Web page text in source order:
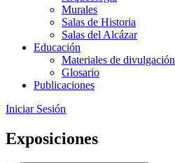
Murales
Salas de Historia
Salas del Alcázar
Educación
Materiales de divulgación
Glosario
Publicaciones
Iniciar Sesión
Exposiciones